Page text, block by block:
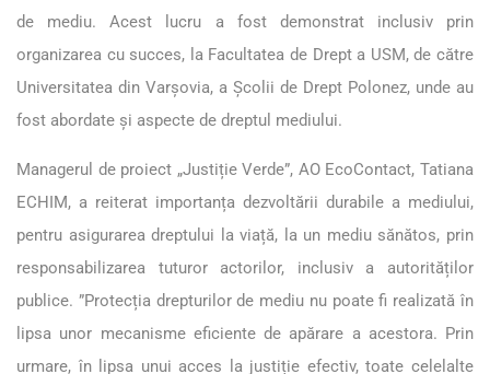
de mediu. Acest lucru a fost demonstrat inclusiv prin
organizarea cu succes, la Facultatea de Drept a USM, de către
Universitatea din Varșovia, a Școlii de Drept Polonez, unde au
fost abordate și aspecte de dreptul mediului.
Managerul de proiect „Justiție Verde”, AO EcoContact, Tatiana
ECHIM, a reiterat importanța dezvoltării durabile a mediului,
pentru asigurarea dreptului la viață, la un mediu sănătos, prin
responsabilizarea tuturor actorilor, inclusiv a autorităților
publice. ”Protecția drepturilor de mediu nu poate fi realizată în
lipsa unor mecanisme eficiente de apărare a acestora. Prin
urmare, în lipsa unui acces la justiție efectiv, toate celelalte